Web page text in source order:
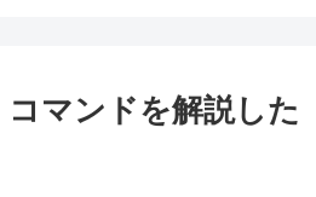
マンドを解説した